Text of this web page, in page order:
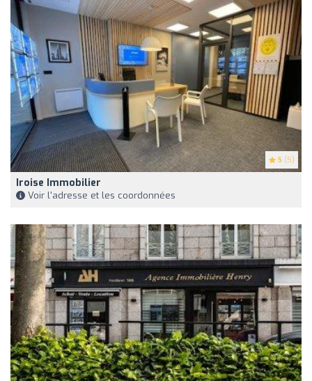
5 (5)
Iroise Immobilier
Voir l'adresse et les coordonnées